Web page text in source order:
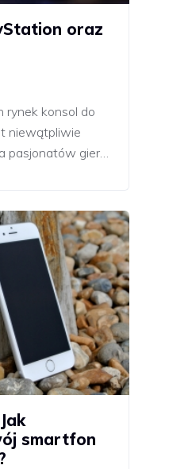
oraz
rynek konsol do
niewątpliwie
pasjonatów gier…
smartfon